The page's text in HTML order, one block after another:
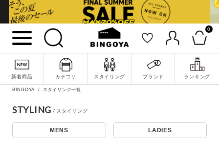
0
新着商品 カテゴリ スタイリング ブランド ランキング
詳細検索
BINGOYA スタイリング一覧
STYLING
MENS LADIES